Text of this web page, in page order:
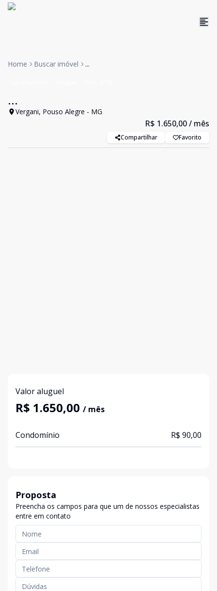
Home Buscar imóvel ...
...
Vergani, Pouso Alegre - MG
R$ 1.650,00/ mês
Compartilhar Favorito
Valor aluguel
R$ 1.650,00 / mês
Condomínio R$ 90,00
Proposta
Preencha os campos para que um de nossos especialistas
entre em contato